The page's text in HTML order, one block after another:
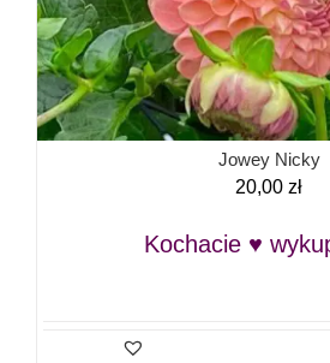
Jowey Nicky
20,00 zł
Kochacie ♥